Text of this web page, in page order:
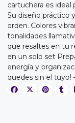
cartuchera es ideal
Su diseño práctico
orden. Colores
tonalidades
que resaltes en tu
en un solo set
energía y
quedes sin el tuyo!